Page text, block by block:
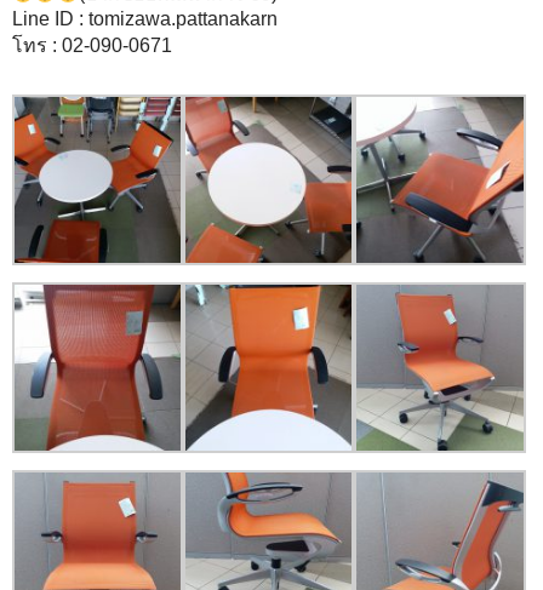
Line ID : tomizawa.pattanakarn
โทร : 02-090-0671